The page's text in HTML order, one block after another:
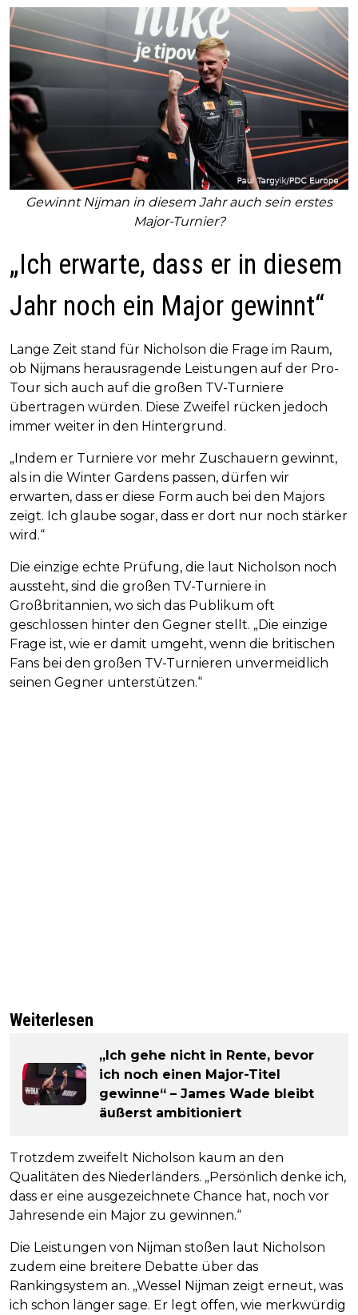
Gewinnt Nijman in diesem Jahr auch sein erstes
Major-Turnier?
„Ich erwarte, dass er in diesem
Jahr noch ein Major gewinnt“
Lange Zeit stand für Nicholson die Frage im Raum,
ob Nijmans herausragende Leistungen auf der Pro-
Tour sich auch auf die großen TV-Turniere
übertragen würden. Diese Zweifel rücken jedoch
immer weiter in den Hintergrund.
„Indem er Turniere vor mehr Zuschauern gewinnt,
als in die Winter Gardens passen, dürfen wir
erwarten, dass er diese Form auch bei den Majors
zeigt. Ich glaube sogar, dass er dort nur noch stärker
wird.“
Die einzige echte Prüfung, die laut Nicholson noch
aussteht, sind die großen TV-Turniere in
Großbritannien, wo sich das Publikum oft
geschlossen hinter den Gegner stellt. „Die einzige
Frage ist, wie er damit umgeht, wenn die britischen
Fans bei den großen TV-Turnieren unvermeidlich
seinen Gegner unterstützen.“
Weiterlesen
„Ich gehe nicht in Rente, bevor
ich noch einen Major-Titel
gewinne“ – James Wade bleibt
äußerst ambitioniert
Trotzdem zweifelt Nicholson kaum an den
Qualitäten des Niederländers. „Persönlich denke ich,
dass er eine ausgezeichnete Chance hat, noch vor
Jahresende ein Major zu gewinnen.“
Die Leistungen von Nijman stoßen laut Nicholson
zudem eine breitere Debatte über das
Rankingsystem an. „Wessel Nijman zeigt erneut, was
ich schon länger sage. Er legt offen, wie merkwürdig